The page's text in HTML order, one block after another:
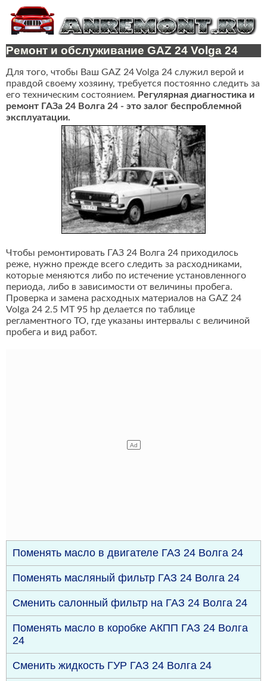
Ремонт и обслуживание GAZ 24 Volga 24
Для того, чтобы Ваш GAZ 24 Volga 24 служил верой и
правдой своему хозяину, требуется постоянно следить за
его техническим состоянием. Регулярная диагностика и
ремонт ГАЗа 24 Волга 24 - это залог беспроблемной
эксплуатации.
Чтобы ремонтировать ГАЗ 24 Волга 24 приходилось
реже, нужно прежде всего следить за расходниками,
которые меняются либо по истечение установленного
периода, либо в зависимости от величины пробега.
Проверка и замена расходных материалов на GAZ 24
Volga 24 2.5 MT 95 hp делается по таблице
регламентного ТО, где указаны интервалы с величиной
пробега и вид работ.
Поменять масло в двигателе ГАЗ 24 Волга 24
Поменять масляный фильтр ГАЗ 24 Волга 24
Сменить салонный фильтр на ГАЗ 24 Волга 24
Поменять масло в коробке АКПП ГАЗ 24 Волга
24
Сменить жидкость ГУР ГАЗ 24 Волга 24